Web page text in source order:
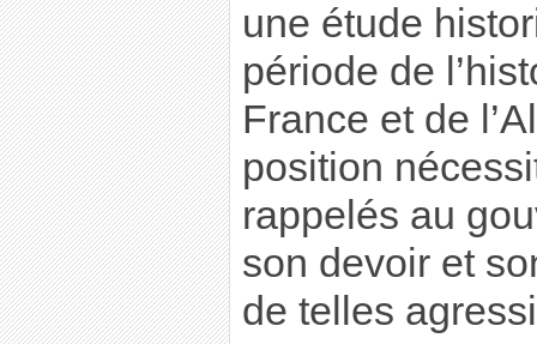
une étude
période de
France et de
position
rappelés au
son devoir et
de telles